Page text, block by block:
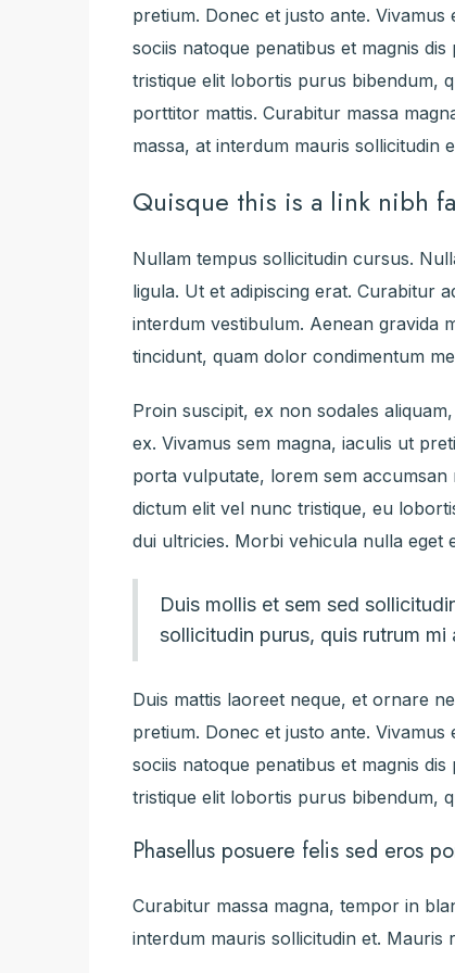
pretium. Donec et justo ante.
sociis natoque penatibus et magnis
tristique elit lobortis purus bibendum,
porttitor mattis. Curabitur massa
massa, at interdum mauris sollicitudin
Quisque this is a link nibh
Nullam tempus sollicitudin cursus.
ligula. Ut et adipiscing erat. Curabitur
interdum vestibulum. Aenean gravida
tincidunt, quam dolor condimentum
Proin suscipit, ex non sodales
ex. Vivamus sem magna, iaculis ut
porta vulputate, lorem sem
dictum elit vel nunc tristique, eu
dui ultricies. Morbi vehicula nulla eget
Duis mollis et sem sed
sollicitudin purus, quis rutrum mi
Duis mattis laoreet neque, et ornare
pretium. Donec et justo ante.
sociis natoque penatibus et magnis
tristique elit lobortis purus bibendum,
Phasellus posuere felis sed eros
Curabitur massa magna, tempor in
interdum mauris sollicitudin et. Mauris